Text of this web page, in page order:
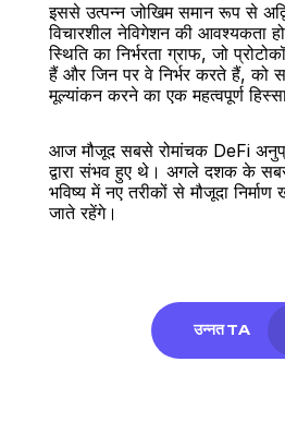
इससे उत्पन्न जोखिम समान रूप से
विचारशील नेविगेशन की आवश्यकता
स्थिति का निर्भरता ग्राफ, जो
हैं और जिन पर वे निर्भर करते हैं, को
मूल्यांकन करने का एक महत्वपूर्ण
आज मौजूद सबसे रोमांचक DeFi
द्वारा संभव हुए थे। अगले दशक के
भविष्य में नए तरीकों से मौजूदा
जाते रहेंगे।
उन्नत TA